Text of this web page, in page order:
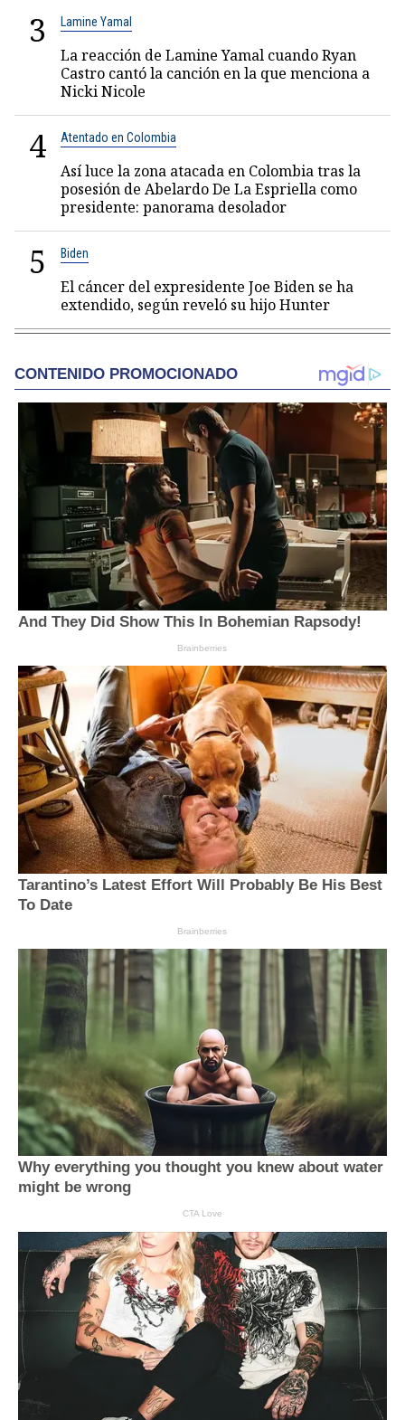
3 Lamine Yamal
La reacción de Lamine Yamal cuando Ryan
Castro cantó la canción en la que menciona a
Nicki Nicole
4 Atentado en Colombia
Así luce la zona atacada en Colombia tras la
posesión de Abelardo De La Espriella como
presidente: panorama desolador
5 Biden
El cáncer del expresidente Joe Biden se ha
extendido, según reveló su hijo Hunter